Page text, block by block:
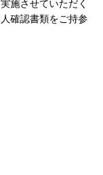
施させていただく
確認書類をご持参